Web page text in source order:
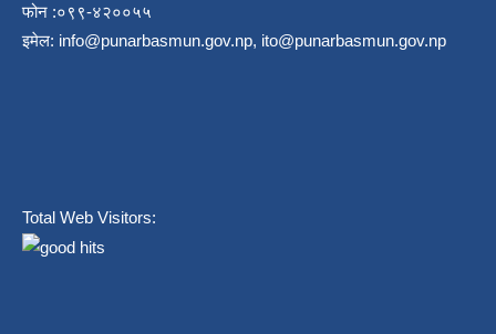
फोन :०९९-४२००५५
इमेल: info@punarbasmun.gov.np, ito@punarbasmun.gov.np
Total Web Visitors: